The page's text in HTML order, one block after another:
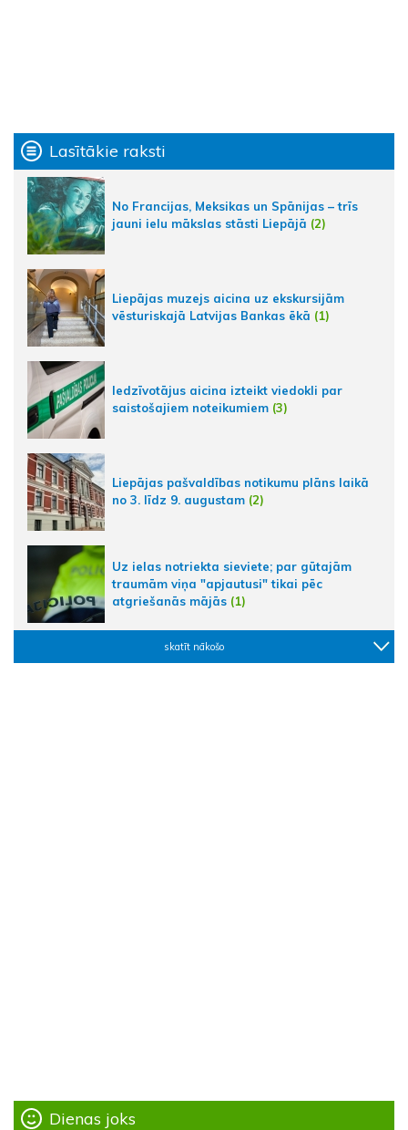
Lasītākie raksti
No Francijas, Meksikas un Spānijas – trīs
jauni ielu mākslas stāsti Liepājā (2)
Liepājas muzejs aicina uz ekskursijām
vēsturiskajā Latvijas Bankas ēkā (1)
Iedzīvotājus aicina izteikt viedokli par
saistošajiem noteikumiem (3)
Liepājas pašvaldības notikumu plāns laikā
no 3. līdz 9. augustam (2)
Uz ielas notriekta sieviete; par gūtajām
traumām viņa "apjautusi" tikai pēc
atgriešanās mājās (1)
skatīt nākošo
Dienas joks